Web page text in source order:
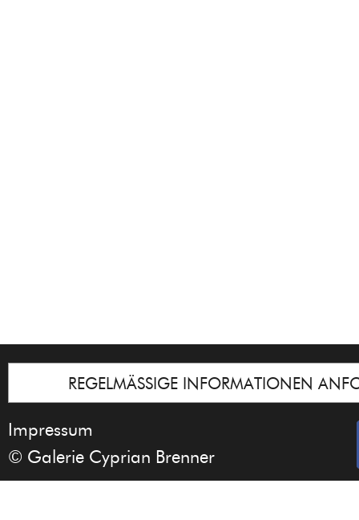
Impressum
© Galerie Cyprian Brenner
REGELMÄSSIGE INFORMATIONEN